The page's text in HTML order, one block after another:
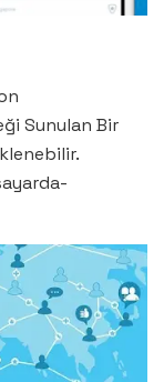
Sunulan Bir